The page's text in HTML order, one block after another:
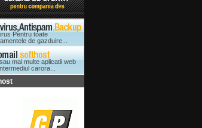
Pentru toate
de gazduire...
mai multe aplicatii web
carora...